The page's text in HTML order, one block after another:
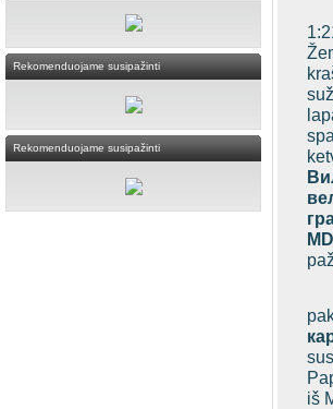
Rekomenduojame susipažinti
Rekomenduojame susipažinti
iš